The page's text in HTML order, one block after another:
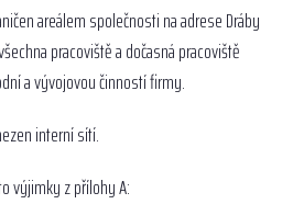
areálem společnosti na adrese Dráby
pracoviště a dočasná pracoviště
a vývojovou činností firmy.
interní sítí.
výjimky z přílohy A: